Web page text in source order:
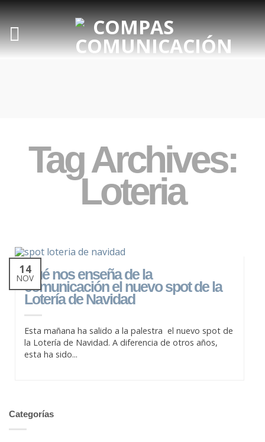
Tag Archives:
Loteria
14
NOVQué nos enseña de la
comunicación el nuevo spot de la
Lotería de Navidad
Esta mañana ha salido a la palestra el nuevo spot de
la Lotería de Navidad. A diferencia de otros años,
esta ha sido...
Categorías